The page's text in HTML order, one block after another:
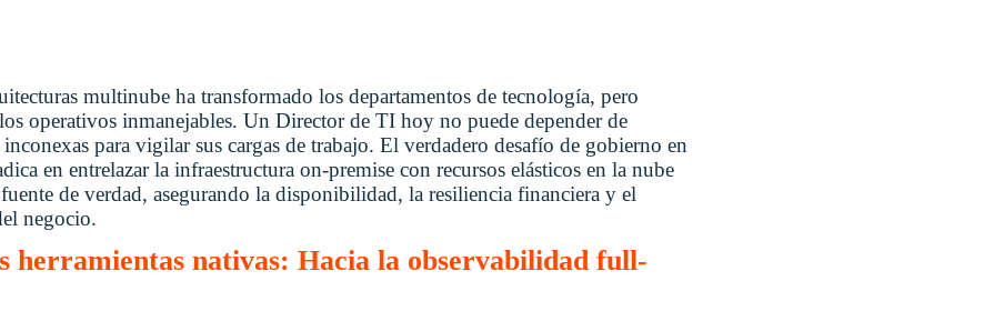
multinube ha transformado los departamentos de tecnología, pero
operativos inmanejables. Un Director de TI hoy no puede depender de
para vigilar sus cargas de trabajo. El verdadero desafío de gobierno en
en entrelazar la infraestructura on-premise con recursos elásticos en la nube
de verdad, asegurando la disponibilidad, la resiliencia financiera y el
negocio.
herramientas nativas: Hacia la observabilidad full-